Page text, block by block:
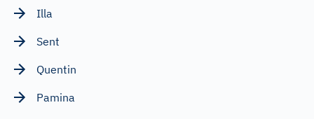
Illa
Sent
Quentin
Pamina